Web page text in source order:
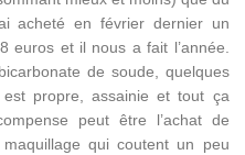
acheté en février dernier un
euros et il nous a fait l’année.
de soude, quelques
propre, assainie et tout ça
peut être l’achat de
qui coutent un peu